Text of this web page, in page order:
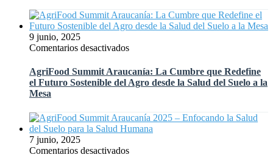
Taller
«Promotores
el
del
Futuro»
Revelarán
Claves
para
Agricultura
y
el
del
Agro
9 junio, 2025
Comentarios desactivadosen
Summit
Araucanía:
La
Redefine
el
Sostenible
AgriFood Summit Araucanía: La Cumbre que Redefine
el Futuro Sostenible del Agro desde la Salud del Suelo a la
Mesa
7 junio, 2025
Comentarios desactivadosen